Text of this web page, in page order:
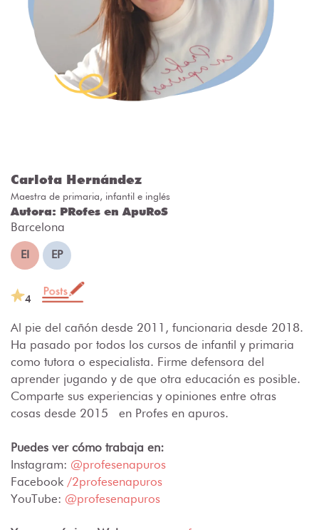
Carlota Hernández
Maestra de primaria, infantil e inglés
Autora: PRofes en ApuRoS
Barcelona
EI EP
4
Al pie del cañón desde 2011, funcionaria desde 2018.
Ha pasado por todos los cursos de infantil y primaria
como tutora o especialista. Firme defensora del
aprender jugando y de que otra educación es posible.
Comparte sus experiencias y opiniones entre otras
cosas desde 2015 en Profes en apuros.
Puedes ver cómo trabaja en:
Instagram: @profesenapuros
Facebook /2profesenapuros
YouTube: @profesenapuros